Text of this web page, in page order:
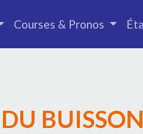
Courses & Pronos
BUISSON